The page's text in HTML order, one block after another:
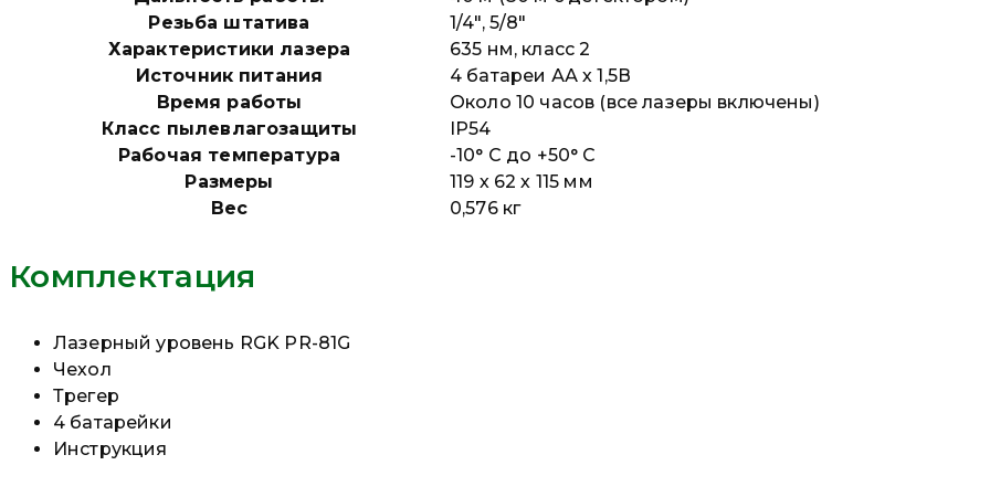
Резьба штатива
1/4″, 5/8″
Характеристики лазера
635 нм, класс 2
Источник питания
4 батареи АА х 1,5В
Время работы
Около 10 часов (все лазеры включены)
Класс пылевлагозащиты
IP54
Рабочая температура
-10° С до +50° С
Размеры
119 х 62 х 115 мм
Вес
0,576 кг
Комплектация
Лазерный уровень RGK PR-81G
Чехол
Трегер
4 батарейки
Инструкция